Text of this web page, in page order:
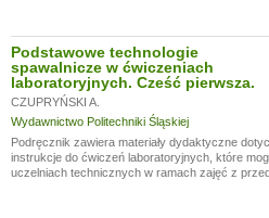
Podstawowe technologie
spawalnicze w ćwiczeniach
laboratoryjnych. Cześć pierwsza.
CZUPRYŃSKI A.
Wydawnictwo Politechniki Śląskiej
Podręcznik zawiera materiały dydaktyczne
instrukcje do ćwiczeń laboratoryjnych, które
uczelniach technicznych w ramach zajęć z